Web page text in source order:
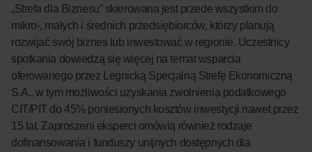
„Strefa dla Biznesu” skierowana jest przede wszystkim do
mikro-, małych i średnich przedsiębiorców, którzy planują
rozwijać swój biznes lub inwestować w regionie. Uczestnicy
spotkania dowiedzą się więcej na temat wsparcia
oferowanego przez Legnicką Specjalną Strefę Ekonomiczną
S.A., w tym możliwości uzyskania zwolnienia podatkowego
CIT/PIT do 45% poniesionych kosztów inwestycji nawet przez
15 lat. Zaproszeni eksperci omówią również rodzaje
dofinansowania i funduszy unijnych dostępnych dla